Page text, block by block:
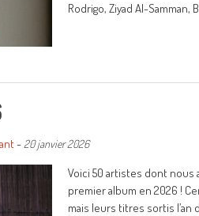
Rodrigo, Ziyad Al-Samman,
- 20 janvier 2026
Voici 50 artistes dont nous
premier album en 2026 !
mais leurs titres sortis